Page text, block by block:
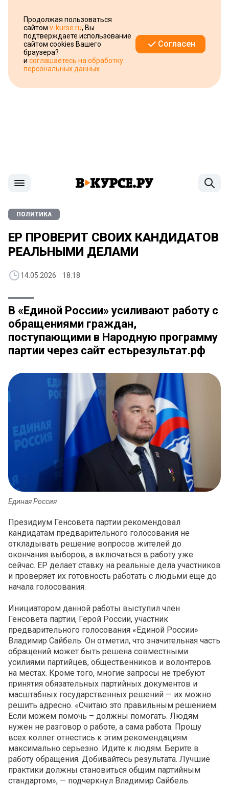
Продолжая пользоваться
сайтом v-kurse.ru, Вы
подтверждаете использование
сайтом cookies Вашего
браузера?
и соглашаетесь на обработку
персональных данных
Согласен
ПОЛИТИКА
ЕР ПРОВЕРИТ СВОИХ КАНДИДАТОВ
РЕАЛЬНЫМИ ДЕЛАМИ
14.05.2026 18:18
В «Единой России» усиливают работу с
обращениями граждан,
поступающими в Народную программу
партии через сайт естьрезультат.рф
Единая Россия
Президиум Генсовета партии рекомендовал
кандидатам предварительного голосования не
откладывать решение вопросов жителей до
окончания выборов, а включаться в работу уже
сейчас. ЕР делает ставку на реальные дела участников
и проверяет их готовность работать с людьми еще до
начала голосования.
Инициатором данной работы выступил член
Генсовета партии, Герой России, участник
предварительного голосования «Единой России»
Владимир Сайбель. Он отметил, что значительная часть
обращений может быть решена совместными
усилиями партийцев, общественников и волонтеров
на местах. Кроме того, многие запросы не требуют
принятия обязательных партийных документов и
масштабных государственных решений — их можно
решить адресно. «Считаю это правильным решением.
Если можем помочь – должны помогать. Людям
нужен не разговор о работе, а сама работа. Прошу
всех коллег отнестись к этим рекомендациям
максимально серьезно. Идите к людям. Берите в
работу обращения. Добивайтесь результата. Лучшие
практики должны становиться общим партийным
стандартом», — подчеркнул Владимир Сайбель.